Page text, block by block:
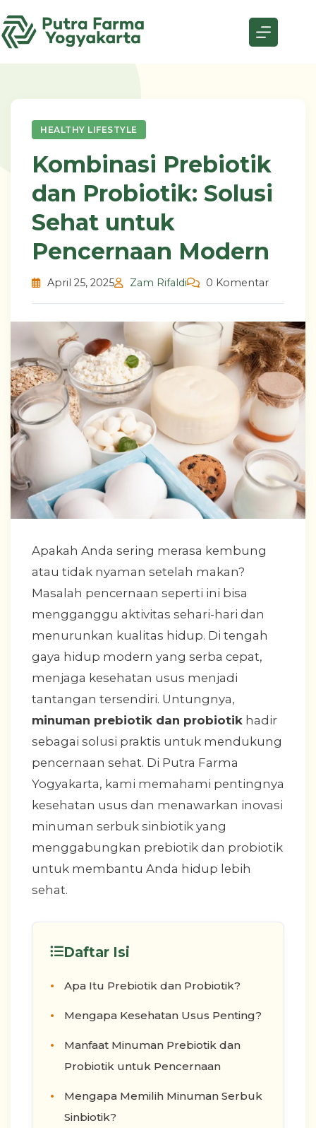
to
content
HEALTHY LIFESTYLE
Kombinasi Prebiotik
dan Probiotik: Solusi
Sehat untuk
Pencernaan Modern
April 25, 2025 Zam Rifaldi 0 Komentar
Apakah Anda sering merasa kembung
atau tidak nyaman setelah makan?
Masalah pencernaan seperti ini bisa
mengganggu aktivitas sehari-hari dan
menurunkan kualitas hidup. Di tengah
gaya hidup modern yang serba cepat,
menjaga kesehatan usus menjadi
tantangan tersendiri. Untungnya,
minuman prebiotik dan probiotik hadir
sebagai solusi praktis untuk mendukung
pencernaan sehat. Di Putra Farma
Yogyakarta, kami memahami pentingnya
kesehatan usus dan menawarkan inovasi
minuman serbuk sinbiotik yang
menggabungkan prebiotik dan probiotik
untuk membantu Anda hidup lebih
sehat.
Daftar Isi
Apa Itu Prebiotik dan Probiotik?
Mengapa Kesehatan Usus Penting?
Manfaat Minuman Prebiotik dan
Probiotik untuk Pencernaan
Mengapa Memilih Minuman Serbuk
Sinbiotik?